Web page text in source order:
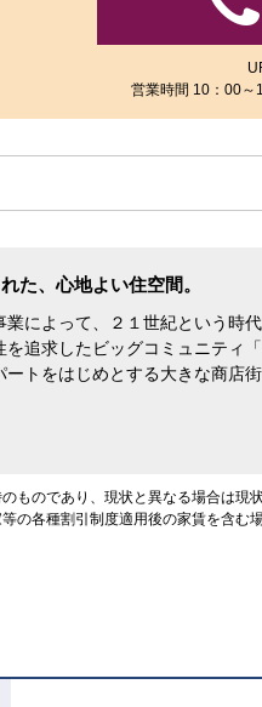
営業時間 10：00
た、心地よい住空間。
業によって、２１世紀という時
を追求したビッグコミュニティ
ートをはじめとする大きな商店
ものであり、現状と異なる場合は現
の各種割引制度適用後の家賃を含む場